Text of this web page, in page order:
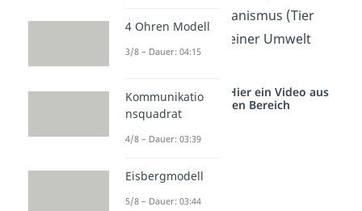
zwischen einem Organismus (Tier
oder Mensch) und seiner Umwelt
abspielen.
Studyflix vernetzt: Hier ein Video aus
einem anderen Bereich
4 Ohren Modell
3/8 – Dauer: 04:15
Kommunikatio
nsquadrat
4/8 – Dauer: 03:39
Eisbergmodell
5/8 – Dauer: 03:44